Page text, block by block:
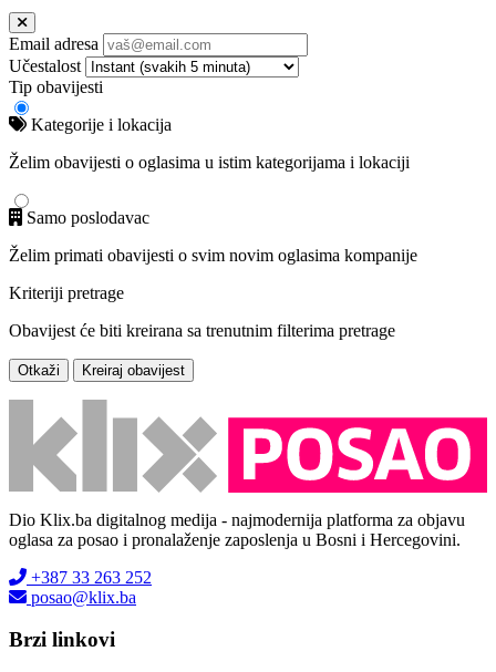
Email adresa
Učestalost
Tip obavijesti
Kategorije i lokacija
Želim obavijesti o oglasima u istim kategorijama i lokaciji
Samo poslodavac
Želim primati obavijesti o svim novim oglasima kompanije
Kriteriji pretrage
Obavijest će biti kreirana sa trenutnim filterima pretrage
Otkaži Kreiraj obavijest
Dio Klix.ba digitalnog medija - najmodernija platforma za objavu
oglasa za posao i pronalaženje zaposlenja u Bosni i Hercegovini.
+387 33 263 252
posao@klix.ba
Brzi linkovi